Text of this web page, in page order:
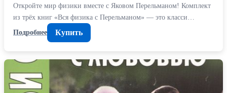
Откройте мир физики вместе с Яковом Перельманом! Комплект
из трёх книг «Вся физика с Перельманом» — это класси…
Подробнее
Купить